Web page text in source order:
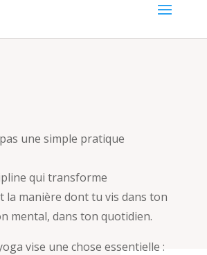
une simple pratique
qui transforme
la manière dont tu vis dans ton
mental, dans ton quotidien.
vise une chose essentielle :